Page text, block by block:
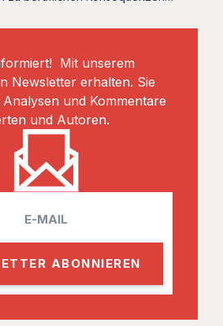
Mit unserem
Newsletter erhalten. Sie
und Kommentare
und Autoren.